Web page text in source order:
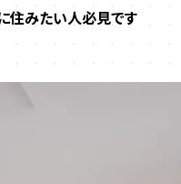
住みたい人必見です